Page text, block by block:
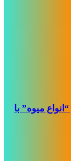
میوه” با